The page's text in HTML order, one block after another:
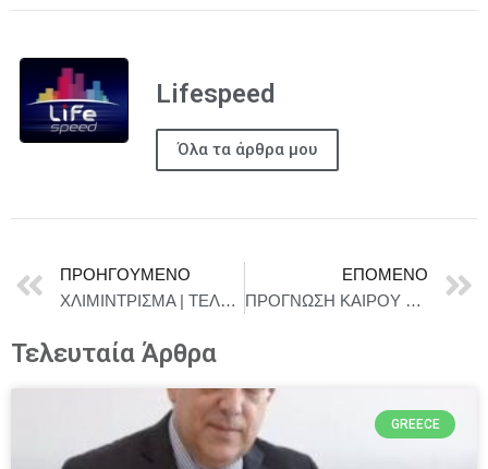
Lifespeed
Όλα τα άρθρα μου
ΠΡΟΗΓΟΎΜΕΝΟ
ΧΛΙΜΙΝΤΡΙΣΜΑ | ΤΕΛΕΥΤΑΙΑ ΠΑΡΑΣΤΑΣΗ ΤΗΝ ΚΥΡΙΑΚΗ 31 ΜΑΙΟΥ ΣΤΟ BIOS
ΕΠΌΜΕΝΟ
ΠΡΟΓΝΩΣΗ ΚΑΙΡΟΥ ΓΙΑ 25-26/05/2026
Τελευταία Άρθρα
GREECE